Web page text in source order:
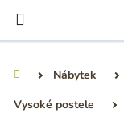
obsah
Nábytek
Vysoké postele